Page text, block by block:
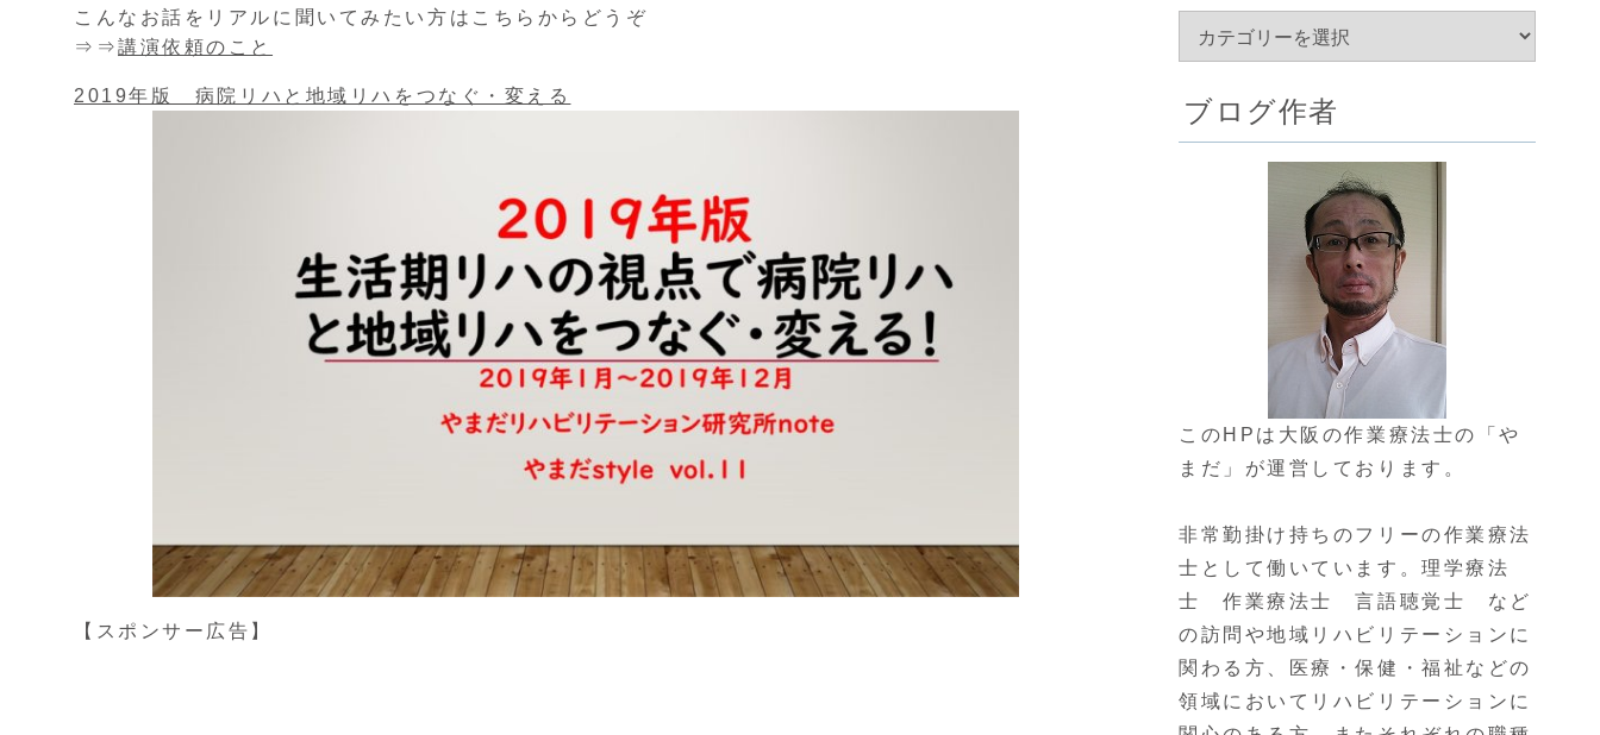
こんなお話をリアルに聞いてみたい方はこちらからどうぞ
⇒⇒講演依頼のこと
2019年版 病院リハと地域リハをつなぐ・変える
【スポンサー広告】
ブログ作者
このHPは大阪の作業療法士の「や
まだ」が運営しております。
非常勤掛け持ちのフリーの作業療法
士として働いています。理学療法
士 作業療法士 言語聴覚士 など
の訪問や地域リハビリテーションに
関わる方、医療・保健・福祉などの
領域においてリハビリテーションに